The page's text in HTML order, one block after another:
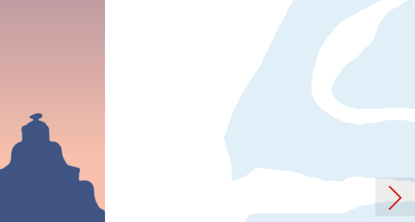
Beitrag: spezifisch malerisch